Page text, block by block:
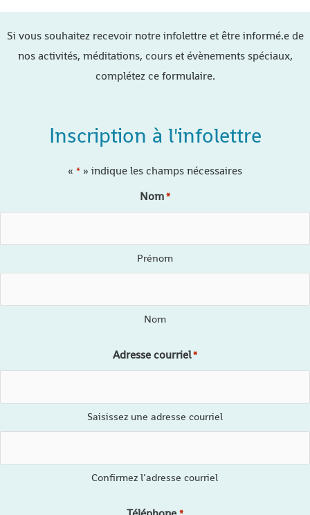
Si vous souhaitez recevoir notre infolettre et être informé.e de
nos activités, méditations, cours et évènements spéciaux,
complétez ce formulaire.
Inscription à l'infolettre
« * » indique les champs nécessaires
Nom*
Prénom
Nom
Adresse courriel*
Saisissez une adresse courriel
Confirmez l’adresse courriel